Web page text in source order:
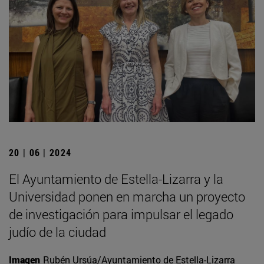
20 | 06 | 2024
El Ayuntamiento de Estella-Lizarra y la
Universidad ponen en marcha un proyecto
de investigación para impulsar el legado
judío de la ciudad
Imagen Rubén Ursúa/Ayuntamiento de Estella-Lizarra